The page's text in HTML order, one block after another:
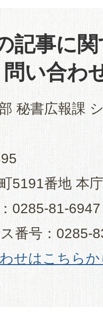
記事に
問い合わ
秘書広報課
5191番地 本
0285-81-6947
番号：0285-
せはこちら